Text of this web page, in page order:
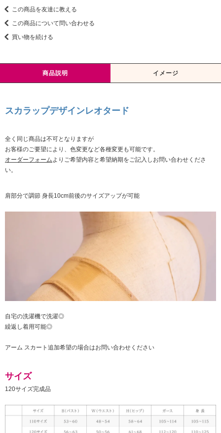
この商品を友達に教える
この商品について問い合わせる
買い物を続ける
商品説明 イメージ
スカラップデザインレオタード
全く同じ商品は不可となりますが
お客様のご要望により、色変更など各種変更も可能です。
オーダーフォームよりご希望内容と希望納期をご記入しお問い合わせくださ
い。
肩部分で調節 身長10cm前後のサイズアップが可能
自宅の洗濯機で洗濯◎
繰返し着用可能◎
アーム スカート追加希望の場合はお問い合わせください
サイズ
120サイズ完成品